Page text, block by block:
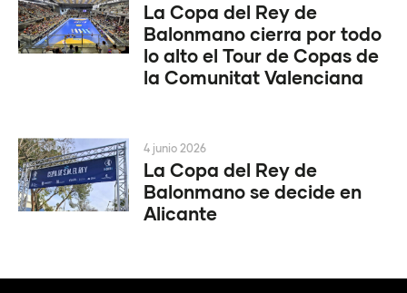
La Copa del Rey de
Balonmano cierra por todo
lo alto el Tour de Copas de
la Comunitat Valenciana
La Copa del Rey de
Balonmano se decide en
Alicante
4 junio 2026